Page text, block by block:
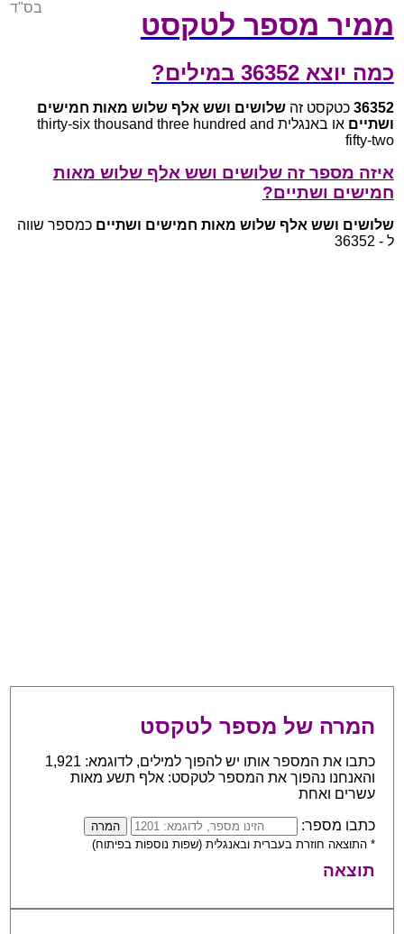
ממיר מספר לטקסט
בס"ד
כמה יוצא 36352 במילים?
36352 כטקסט זהשלושים ושש אלף שלוש מאות חמישים
ושתיים
או באנגלית thirty-six thousand three hundred and
fifty-two
איזה מספר זה שלושים ושש אלף שלוש מאות
חמישים ושתיים?
שלושים ושש אלף שלוש מאות חמישים ושתיים כמספר שווה
ל - 36352
המרה של מספר לטקסט
כתבו את המספר אותו יש להפוך למילים, לדוגמא: 1,921
והאנחנו נהפוך את המספר לטקסט: אלף תשע מאות
עשרים ואחת
כתבו מספר:
* התוצאה חוזרת בעברית ובאנגלית (שפות נוספות בפיתוח)
תוצאה